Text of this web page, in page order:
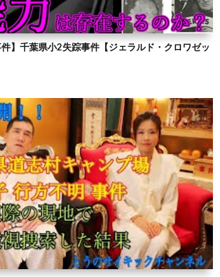
件】千葉県小2失踪事件【ジェラルド・クロワゼッ